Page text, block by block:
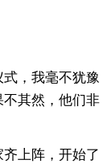
，我毫不犹豫
其然，他们非
上阵，开始了